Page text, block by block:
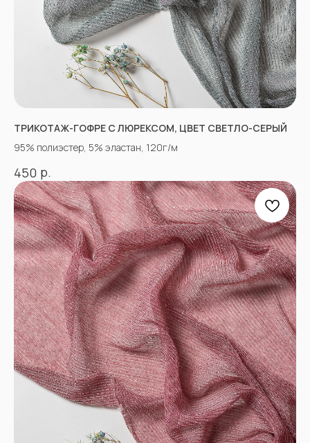
ТРИКОТАЖ-ГОФРЕ С ЛЮРЕКСОМ, ЦВЕТ СВЕТЛО-СЕРЫЙ
95% полиэстер, 5% эластан, 120г/м
450 р.
+7(918)873-53-45Мария
tkani357@yandex.ru
+7(928)364-79-21Александра
ВКОНТАКТЕ
ОДНОКЛАССНИКИ
INSTAGRAM*
TIK TOK*
YOU TUBE
СОЦСЕТИ